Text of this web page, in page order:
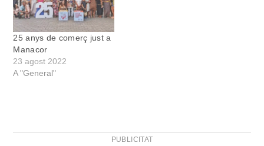
l'omnipresència de la
cosmètica a la nostra vida
diària. “Si ens aturam a
pensar-hi,…
25 anys de comerç just a
Manacor
23 agost 2022
A "General"
PUBLICITAT